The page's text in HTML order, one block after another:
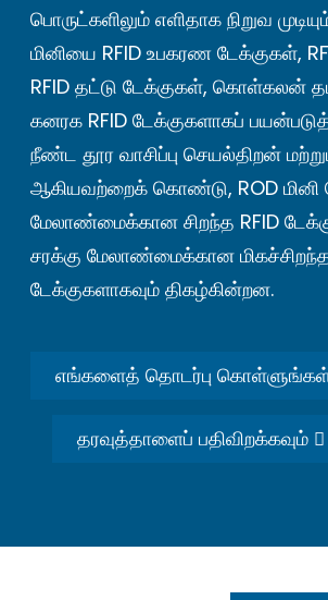
பொருட்களிலும் எளிதாக நிறுவ
மினியை RFID உபகரண டேக்குகள்,
RFID தட்டு டேக்குகள், கொள்கலன்
கனரக RFID டேக்குகளாகப்
நீண்ட தூர வாசிப்பு செயல்திறன்
ஆகியவற்றைக் கொண்டு, ROD மினி
மேலாண்மைக்கான சிறந்த RFID
சரக்கு மேலாண்மைக்கான
டேக்குகளாகவும் திகழ்கின்றன.
எங்களைத் தொடர்பு
தரவுத்தாளைப் பதிவிறக்கவும்